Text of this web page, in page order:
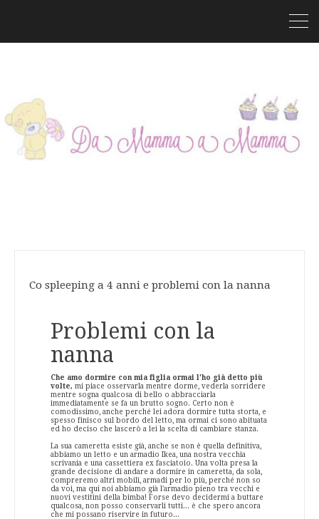
Co spleeping a 4 anni e problemi con la nanna
Problemi con la
nanna
Che amo dormire con mia figlia ormai l'ho già detto più
volte, mi piace osservarla mentre dorme, vederla sorridere
mentre sogna qualcosa di bello o abbracciarla
immediatamente se fa un brutto sogno. Certo non è
comodissimo, anche perché lei adora dormire tutta storta, e
spesso finisco sul bordo del letto, ma ormai ci sono abituata
ed ho deciso che lascerò a lei la scelta di cambiare stanza.
La sua cameretta esiste già, anche se non è quella definitiva,
abbiamo un letto e un armadio Ikea, una nostra vecchia
scrivania e una cassettiera ex fasciatoio. Una volta presa la
grande decisione di andare a dormire in cameretta, da sola,
compreremo altri mobili, armadi per lo più, perché non so
da voi, ma qui noi abbiamo già l'armadio pieno tra vecchi e
nuovi vestitini della bimba! Forse devo decidermi a buttare
qualcosa, non posso conservarli tutti... è che spero ancora
che mi possano riservire in futuro...